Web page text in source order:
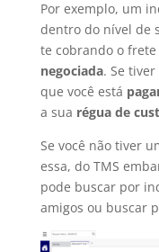
Por exemplo, um
dentro do nível de
te cobrando o
negociada. Se
que você está
a sua régua de
Se você não tiver
essa, do TMS
pode buscar por
amigos ou buscar